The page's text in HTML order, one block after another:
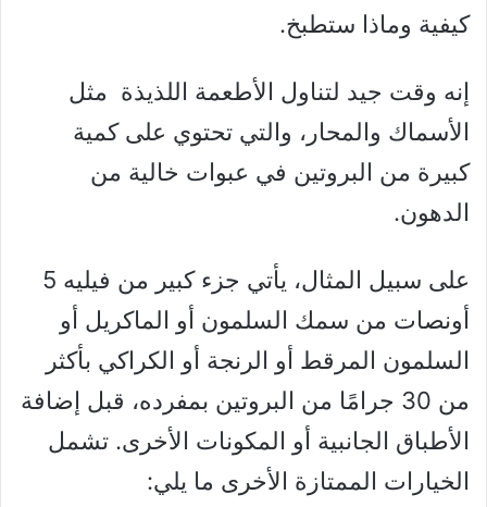
كيفية وماذا ستطبخ.
إنه وقت جيد لتناول الأطعمة اللذيذة مثل
الأسماك والمحار، والتي تحتوي على كمية
كبيرة من البروتين في عبوات خالية من
الدهون.
على سبيل المثال، يأتي جزء كبير من فيليه 5
أونصات من سمك السلمون أو الماكريل أو
السلمون المرقط أو الرنجة أو الكراكي بأكثر
من 30 جرامًا من البروتين بمفرده، قبل إضافة
الأطباق الجانبية أو المكونات الأخرى. تشمل
الخيارات الممتازة الأخرى ما يلي: